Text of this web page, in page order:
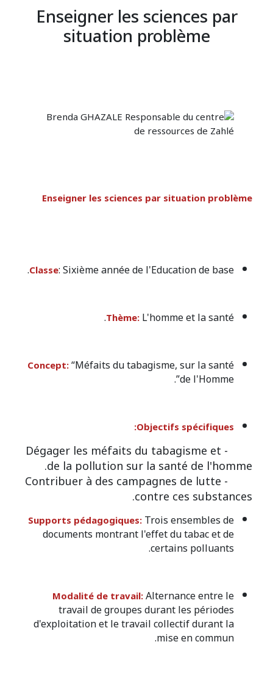
Enseigner les sciences par
situation problème
Enseigner les sciences par situation problème
Classe: Sixième année de l'Education de base.
Thème:L'homme et la santé.
Concept:“Méfaits du tabagisme, sur la santé
de l'Homme”.
Objectifs spécifiques:
- Dégager les méfaits du tabagisme et
de la pollution sur la santé de l'homme.
- Contribuer à des campagnes de lutte
contre ces substances.
Supports pédagogiques:Trois ensembles de
documents montrant l'effet du tabac et de
certains polluants.
Modalité de travail:Alternance entre le
travail de groupes durant les périodes
d'exploitation et le travail collectif durant la
mise en commun.